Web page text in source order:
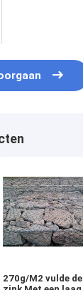
270g/M2 vulde de